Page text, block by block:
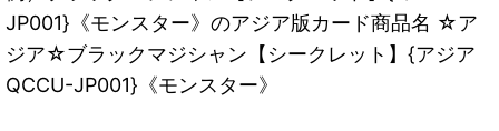
JP001}《モンスター》のアジア版カード商品名 ☆ア
ジア☆ブラックマジシャン【シークレット】{アジア
QCCU-JP001}《モンスター》